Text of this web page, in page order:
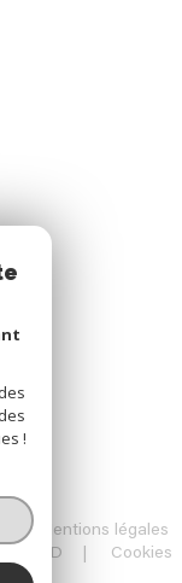
Mentions légales
RGPD Cookies
!